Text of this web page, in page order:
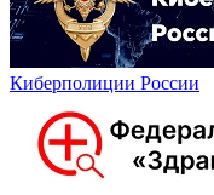
Киберполиции России